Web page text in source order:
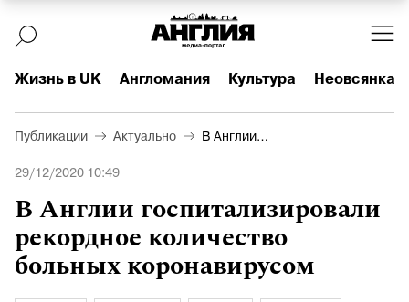
Жизнь в UK Англомания Культура Неовсянка
Публикации Актуально
В Англии
29/12/2020 10:49
В Англии госпитализировали
рекордное количество
больных коронавирусом